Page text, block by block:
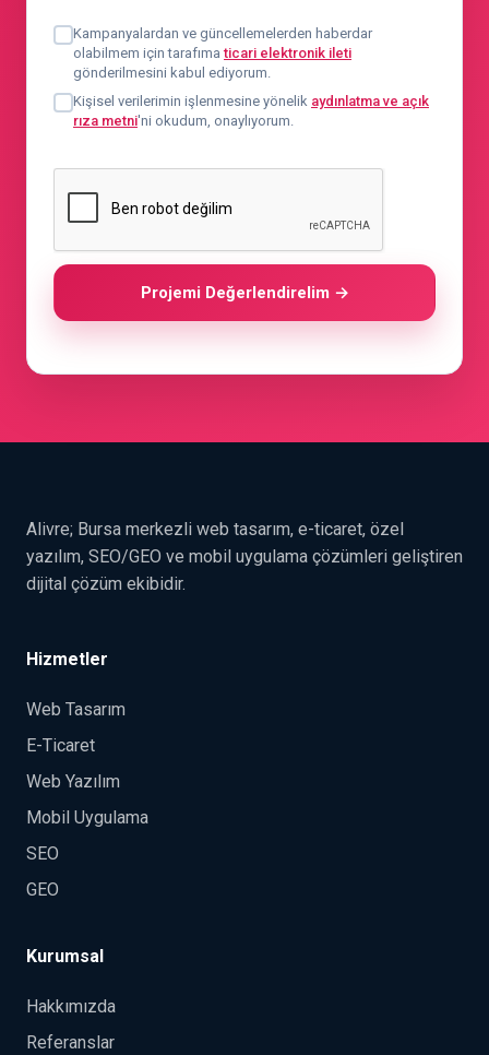
Kampanyalardan ve güncellemelerden haberdar
olabilmem için tarafımaticari elektronik ileti
gönderilmesini kabul ediyorum.
Kişisel verilerimin işlenmesine yönelik aydınlatma ve açık
rıza metni'ni okudum, onaylıyorum.
Projemi Değerlendirelim →
Alivre; Bursa merkezli web tasarım, e-ticaret, özel
Hizmetler
GEO
Kurumsal